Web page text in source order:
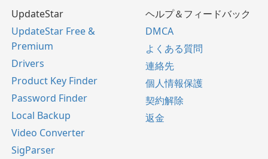
UpdateStar
UpdateStar Free &
Premium
Drivers
Product Key Finder
Password Finder
Local Backup
Video Converter
SigParser
ヘルプ＆フィードバック
DMCA
よくある質問
連絡先
個人情報保護
契約解除
返金